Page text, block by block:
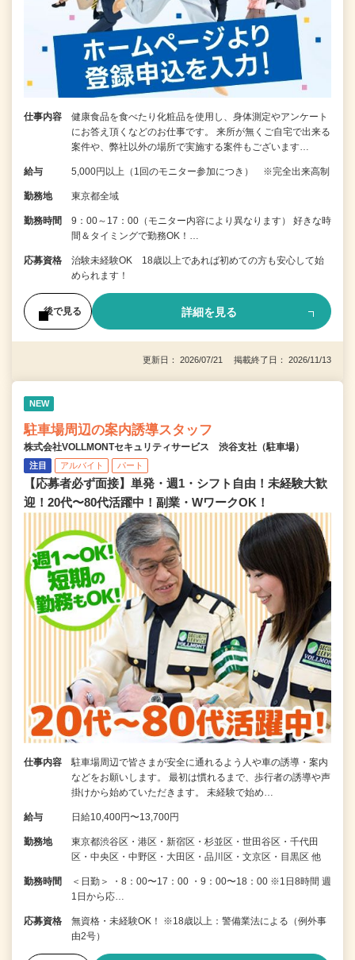
仕事内容
健康食品を食べたり化粧品を使用し、身体測定やアンケート
にお答え頂くなどのお仕事です。 来所が無くご自宅で出来る
案件や、弊社以外の場所で実施する案件もございます…
給与 5,000円以上（1回のモニター参加につき） ※完全出来高制
勤務地 東京都全域
勤務時間
9：00～17：00（モニター内容により異なります） 好きな時
間＆タイミングで勤務OK！…
応募資格
治験未経験OK 18歳以上であれば初めての方も安心して始
められます！
後で見る 詳細を見る
更新日： 2026/07/21 掲載終了日： 2026/11/13
NEW
駐車場周辺の案内誘導スタッフ
株式会社VOLLMONTセキュリティサービス 渋谷支社（駐車場）
注目 アルバイト パート
【応募者必ず面接】単発・週1・シフト自由！未経験大歓
迎！20代〜80代活躍中！副業・WワークOK！
仕事内容
駐車場周辺で皆さまが安全に通れるよう人や車の誘導・案内
などをお願いします。 最初は慣れるまで、歩行者の誘導や声
掛けから始めていただきます。 未経験で始め…
給与 日給10,400円〜13,700円
勤務地
東京都渋谷区・港区・新宿区・杉並区・世田谷区・千代田
区・中央区・中野区・大田区・品川区・文京区・目黒区 他
勤務時間
＜日勤＞ ・8：00〜17：00 ・9：00〜18：00 ※1日8時間 週
1日から応…
応募資格
無資格・未経験OK！ ※18歳以上：警備業法による（例外事
由2号）